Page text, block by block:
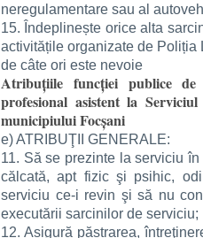
neregulamentare sau al
15. Îndeplinește orice alta
activitățile organizate de Poliția
de câte ori este nevoie
Atribuţiile funcției publice
profesional asistent la
municipiului Focșani
e) ATRIBUŢII GENERALE:
11. Să se prezinte la serviciu
călcată, apt fizic şi psihic,
serviciu ce-i revin şi să nu
executării sarcinilor de serviciu;
12. Asigură păstrarea,